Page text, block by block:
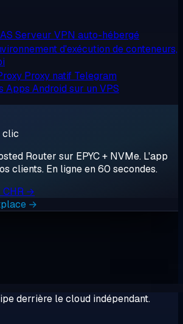
Serveur VPN auto-hébergé
d'exécution de conteneurs,
Proxy natif Telegram
Apps Android sur un VPS
clic
Router sur EPYC + NVMe. L'app
clients. En ligne en 60 secondes.
CHR →
→
derrière le cloud indépendant.